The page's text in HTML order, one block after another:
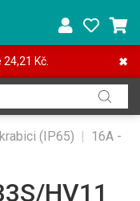
✖
Kč.
(IP65) | 16A -
HV11